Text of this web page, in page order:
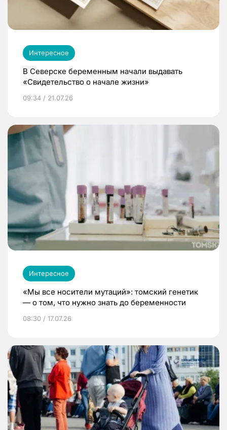
Интересное
В Северске беременным начали выдавать
«Свидетельство о начале жизни»
09:34 / 21.07.26
Интересное
«Мы все носители мутаций»: томский генетик
— о том, что нужно знать до беременности
08:30 / 17.07.26